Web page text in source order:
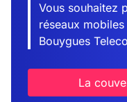
Vous souhaitez
réseaux
Bouygues
La